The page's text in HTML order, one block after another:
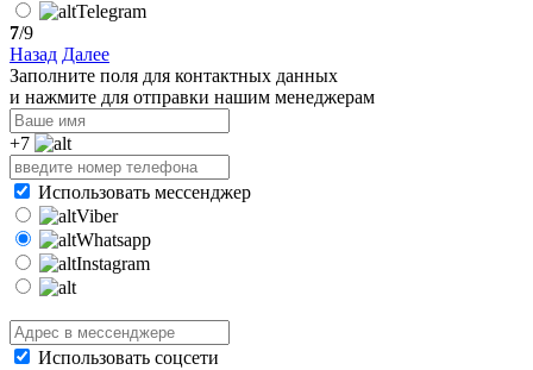
Telegram
7/9
Назад Далее
Заполните поля для контактных данных
и нажмите для отправки нашим менеджерам
+7
Использовать мессенджер
Viber
Whatsapp
Instagram
Использовать соцсети